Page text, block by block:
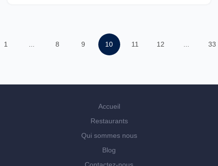
1 8 9 10 11 12 33
Accueil
Restaurants
Qui sommes nous
Blog
Contactez-nous